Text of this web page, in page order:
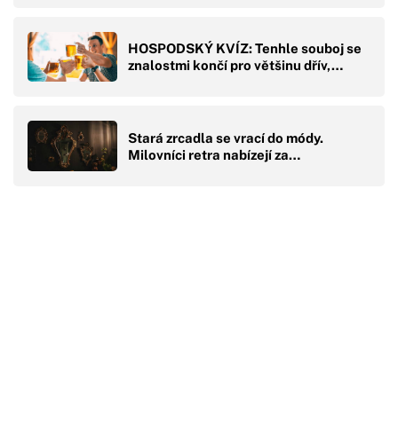
HOSPODSKÝ KVÍZ: Tenhle souboj se
znalostmi končí pro většinu dřív,…
Stará zrcadla se vrací do módy.
Milovníci retra nabízejí za…